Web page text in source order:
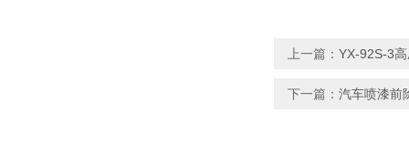
上一篇： YX-92S-3
下一篇： 汽车喷漆前